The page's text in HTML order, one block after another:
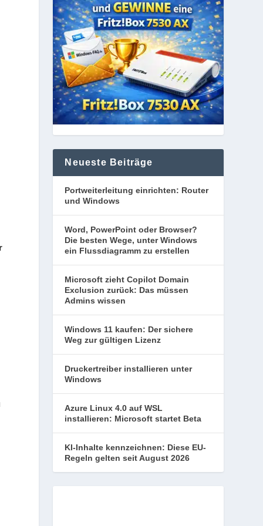
Neueste Beiträge
Portweiterleitung einrichten: Router
und Windows
Word, PowerPoint oder Browser?
Die besten Wege, unter Windows
ein Flussdiagramm zu erstellen
Microsoft zieht Copilot Domain
Exclusion zurück: Das müssen
Admins wissen
Windows 11 kaufen: Der sichere
Weg zur gültigen Lizenz
Druckertreiber installieren unter
Windows
Azure Linux 4.0 auf WSL
installieren: Microsoft startet Beta
KI-Inhalte kennzeichnen: Diese EU-
Regeln gelten seit August 2026